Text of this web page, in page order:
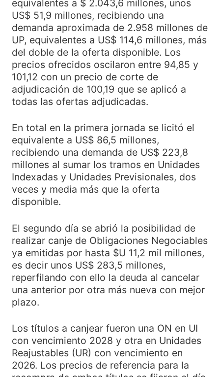
equivalentes a $ 2.043,6 millones, unos
US$ 51,9 millones, recibiendo una
demanda aproximada de 2.958 millones de
UP, equivalentes a US$ 114,6 millones, más
del doble de la oferta disponible. Los
precios ofrecidos oscilaron entre 94,85 y
101,12 con un precio de corte de
adjudicación de 100,19 que se aplicó a
todas las ofertas adjudicadas.
En total en la primera jornada se licitó el
equivalente a US$ 86,5 millones,
recibiendo una demanda de US$ 223,8
millones al sumar los tramos en Unidades
Indexadas y Unidades Previsionales, dos
veces y media más que la oferta
disponible.
El segundo día se abrió la posibilidad de
realizar canje de Obligaciones Negociables
ya emitidas por hasta $U 11,2 mil millones,
es decir unos US$ 283,5 millones,
reperfilando con ello la deuda al cancelar
una anterior por otra más nueva con mejor
plazo.
Los títulos a canjear fueron una ON en UI
con vencimiento 2028 y otra en Unidades
Reajustables (UR) con vencimiento en
2026. Los precios de referencia para la